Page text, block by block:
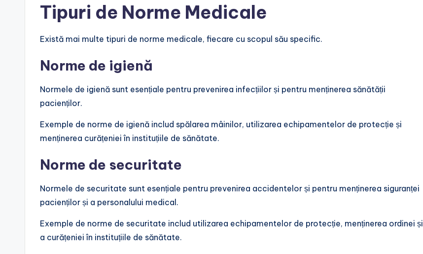
Tipuri de Norme Medicale
Există mai multe tipuri de norme medicale, fiecare cu scopul său specific.
Norme de igienă
Normele de igienă sunt esențiale pentru prevenirea infecțiilor și pentru menținerea sănătății
pacienților.
Exemple de norme de igienă includ spălarea mâinilor, utilizarea echipamentelor de protecție și
menținerea curățeniei în instituțiile de sănătate.
Norme de securitate
Normele de securitate sunt esențiale pentru prevenirea accidentelor și pentru menținerea siguranței
pacienților și a personalului medical.
Exemple de norme de securitate includ utilizarea echipamentelor de protecție, menținerea ordinei și
a curățeniei în instituțiile de sănătate.